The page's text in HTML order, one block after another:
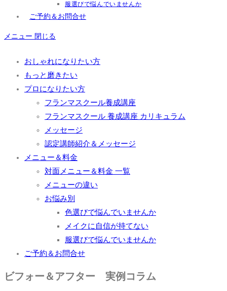
服選びで悩んでいませんか
ご予約＆お問合せ
メニュー 閉じる
おしゃれになりたい方
もっと磨きたい
プロになりたい方
フランマスクール養成講座
フランマスクール 養成講座 カリキュラム
メッセージ
認定講師紹介＆メッセージ
メニュー＆料金
対面メニュー＆料金 一覧
メニューの違い
お悩み別
色選びで悩んでいませんか
メイクに自信が持てない
服選びで悩んでいませんか
ご予約＆お問合せ
ビフォー＆アフター 実例コラム